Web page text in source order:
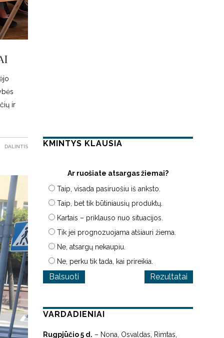
ir
DALINTIS KMINTYS KLAUSIA
Ar ruošiate atsargas žiemai?
Taip, visada pasiruošiu iš anksto.
Taip, bet tik būtiniausių produktų.
Kartais – priklauso nuo situacijos.
Tik jei prognozuojama atšiauri žiema.
Ne, atsargų nekaupiu.
Ne, perku tik tada, kai prireikia.
Rezultatai
VARDADIENIAI
Rugpjūčio 5 d. – Nona, Osvaldas, Rimtas,